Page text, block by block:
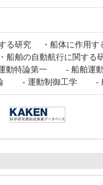
る研究 ・船体に作用す
舶の自動航行に関す
動特論第一 - 船舶
- 運動制御工学 - 船